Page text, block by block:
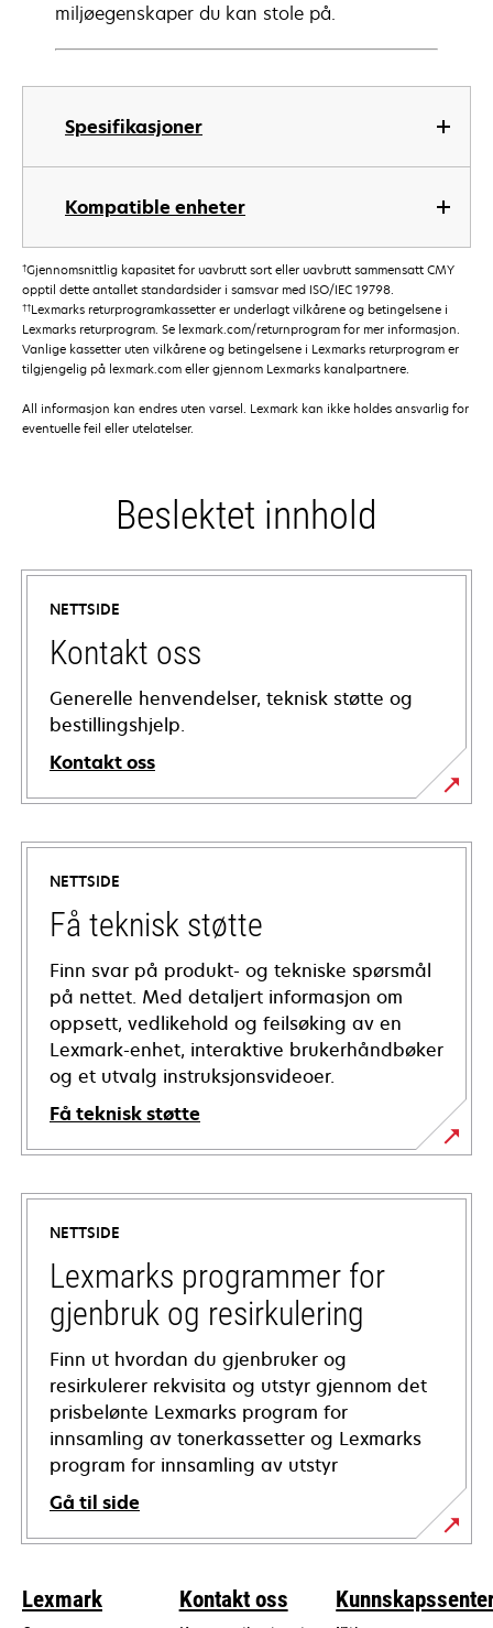
Spesifikasjoner
Kompatible enheter
miljøegenskaper du kan stole på.
†Gjennomsnittlig kapasitet for uavbrutt sort eller uavbrutt sammensatt CMY
opptil dette antallet standardsider i samsvar med ISO/IEC 19798.
††Lexmarks returprogramkassetter er underlagt vilkårene og betingelsene i
Lexmarks returprogram. Se lexmark.com/returnprogram for mer informasjon.
Vanlige kassetter uten vilkårene og betingelsene i Lexmarks returprogram er
tilgjengelig på lexmark.com eller gjennom Lexmarks kanalpartnere.
All informasjon kan endres uten varsel. Lexmark kan ikke holdes ansvarlig for
eventuelle feil eller utelatelser.
Beslektet innhold
NETTSIDE
Kontakt oss
Generelle henvendelser, teknisk støtte og
bestillingshjelp.
Kontakt oss
NETTSIDE
Få teknisk støtte
Finn svar på produkt- og tekniske spørsmål
på nettet. Med detaljert informasjon om
oppsett, vedlikehold og feilsøking av en
Lexmark-enhet, interaktive brukerhåndbøker
og et utvalg instruksjonsvideoer.
Få teknisk støtte
opens
in
new
tab
NETTSIDE
Lexmarks programmer for
gjenbruk og resirkulering
Finn ut hvordan du gjenbruker og
resirkulerer rekvisita og utstyr gjennom det
prisbelønte Lexmarks program for
innsamling av tonerkassetter og Lexmarks
program for innsamling av utstyr
Gå til side
Lexmark Kontakt oss